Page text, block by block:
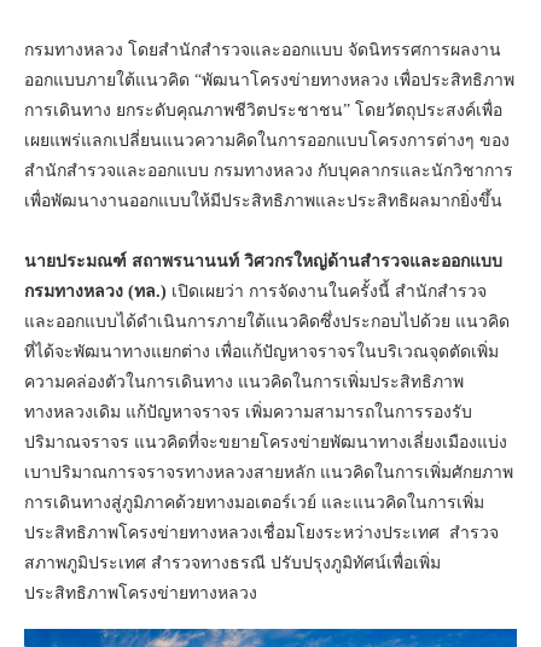
กรมทางหลวง โดยสำนักสำรวจและออกแบบ จัดนิทรรศการผลงาน
ออกแบบภายใต้แนวคิด “พัฒนาโครงข่ายทางหลวง เพื่อประสิทธิภาพ
การเดินทาง ยกระดับคุณภาพชีวิตประชาชน” โดยวัตถุประสงค์เพื่อ
เผยแพร่แลกเปลี่ยนแนวความคิดในการออกแบบโครงการต่างๆ ของ
สำนักสำรวจและออกแบบ กรมทางหลวง กับบุคลากรและนักวิชาการ
เพื่อพัฒนางานออกแบบให้มีประสิทธิภาพและประสิทธิผลมากยิ่งขึ้น
นายประมณฑ์ สถาพรนานนท์ วิศวกรใหญ่ด้านสำรวจและออกแบบ
กรมทางหลวง (ทล.) เปิดเผยว่า การจัดงานในครั้งนี้ สำนักสำรวจ
และออกแบบได้ดำเนินการภายใต้แนวคิดซึ่งประกอบไปด้วย แนวคิด
ที่ได้จะพัฒนาทางแยกต่าง เพื่อแก้ปัญหาจราจรในบริเวณจุดตัดเพิ่ม
ความคล่องตัวในการเดินทาง แนวคิดในการเพิ่มประสิทธิภาพ
ทางหลวงเดิม แก้ปัญหาจราจร เพิ่มความสามารถในการรองรับ
ปริมาณจราจร แนวคิดที่จะขยายโครงข่ายพัฒนาทางเลี่ยงเมืองแบ่ง
เบาปริมาณการจราจรทางหลวงสายหลัก แนวคิดในการเพิ่มศักยภาพ
การเดินทางสู่ภูมิภาคด้วยทางมอเตอร์เวย์ และแนวคิดในการเพิ่ม
ประสิทธิภาพโครงข่ายทางหลวงเชื่อมโยงระหว่างประเทศ สำรวจ
สภาพภูมิประเทศ สำรวจทางธรณี ปรับปรุงภูมิทัศน์เพื่อเพิ่ม
ประสิทธิภาพโครงข่ายทางหลวง